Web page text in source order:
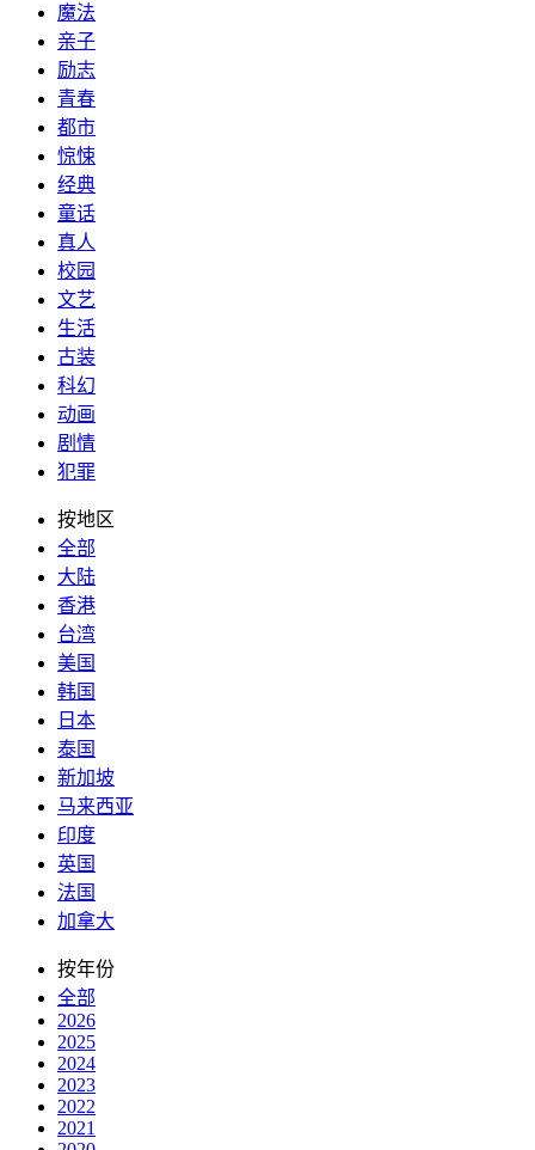
魔法
亲子
励志
青春
都市
惊悚
经典
童话
真人
校园
文艺
生活
古装
科幻
动画
剧情
犯罪
按地区
全部
大陆
香港
台湾
美国
韩国
日本
泰国
新加坡
马来西亚
印度
英国
法国
加拿大
按年份
全部
2026
2025
2024
2023
2022
2021